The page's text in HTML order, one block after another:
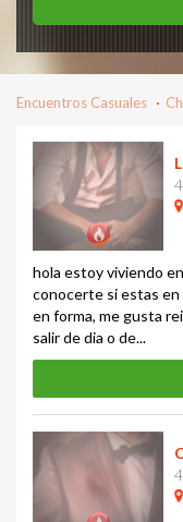
Encuentros Casuales
hola estoy viviendo
conocerte si estas en
en forma, me gusta
salir de dia o de...